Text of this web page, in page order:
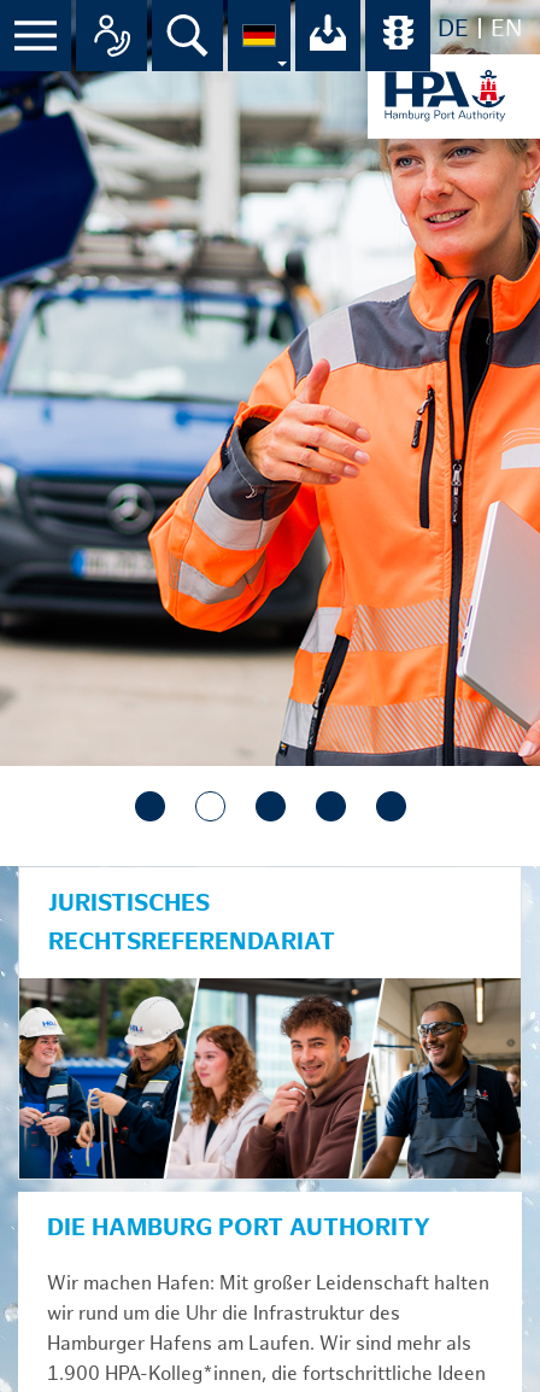
DE EN
Suche Ihr Download-
JURISTISCHES
RECHTSREFERENDARIAT
DIE HAMBURG PORT AUTHORITY
Wir machen Hafen: Mit großer Leidenschaft halten
wir rund um die Uhr die Infrastruktur des
Hamburger Hafens am Laufen. Wir sind mehr als
1.900 HPA-Kolleg*innen, die fortschrittliche Ideen